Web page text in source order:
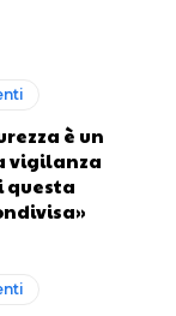
è un
vigilanza
questa